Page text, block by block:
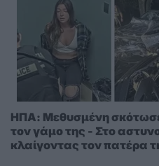
ΗΠΑ: Μεθυσμένη
τον γάμο της - Στο
κλαίγοντας τον πατέρα